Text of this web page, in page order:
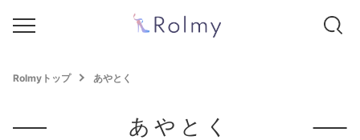
Rolmyトップ あやとく
あやとく